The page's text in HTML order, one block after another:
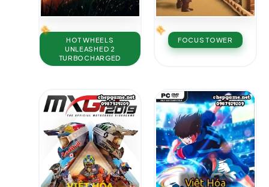
HOT WHEELS
UNLEASHED 2
TURBOCHARGED
FOCUS TOWER